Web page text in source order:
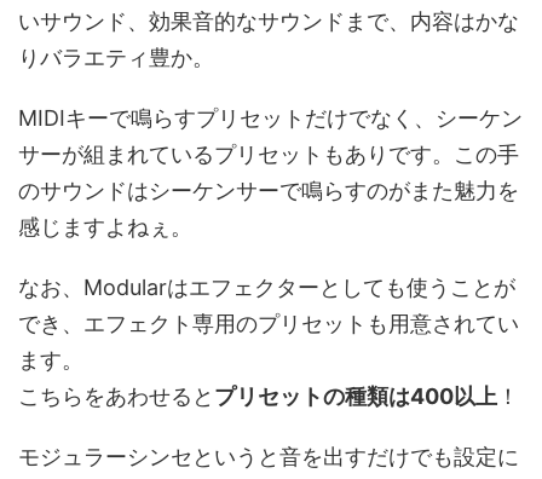
いサウンド、効果音的なサウンドまで、内容はかな
りバラエティ豊か。
MIDIキーで鳴らすプリセットだけでなく、シーケン
サーが組まれているプリセットもありです。この手
のサウンドはシーケンサーで鳴らすのがまた魅力を
感じますよねぇ。
なお、Modularはエフェクターとしても使うことが
でき、エフェクト専用のプリセットも用意されてい
ます。
こちらをあわせると プリセットの種類は400以上 ！
モジュラーシンセというと音を出すだけでも設定に